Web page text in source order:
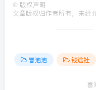
© 版权声明
文章版权归作者所有，未经
冒泡泡 钱途社
喜